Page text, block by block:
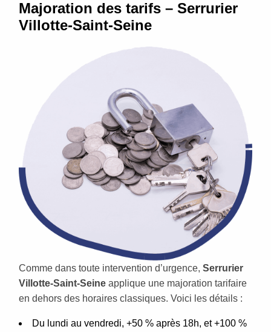
Majoration des tarifs – Serrurier
Villotte-Saint-Seine
Comme dans toute intervention d’urgence, Serrurier
Villotte-Saint-Seine applique une majoration tarifaire
en dehors des horaires classiques. Voici les détails :
Du lundi au vendredi, +50 % après 18h, et +100 %